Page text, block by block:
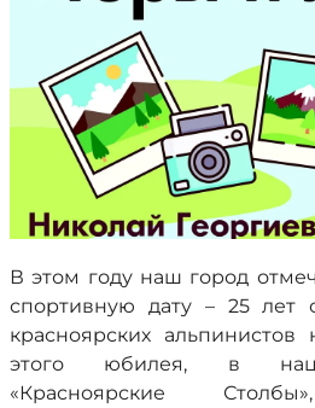
В этом году наш город
спортивную дату – 25 лет
красноярских
этого юбилея, в
«Красноярские